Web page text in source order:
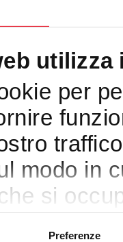
utilizza
per
modo in
si
Preferenze